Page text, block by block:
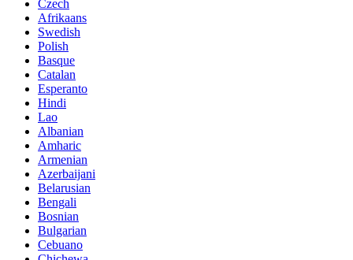
Czech
Afrikaans
Swedish
Polish
Basque
Catalan
Esperanto
Hindi
Lao
Albanian
Amharic
Armenian
Azerbaijani
Belarusian
Bengali
Bosnian
Bulgarian
Cebuano